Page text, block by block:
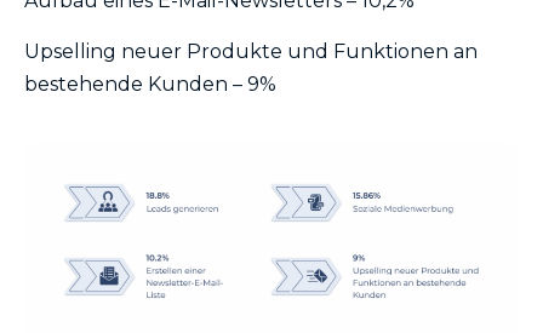
Upselling neuer Produkte und Funktionen an
bestehende Kunden – 9%